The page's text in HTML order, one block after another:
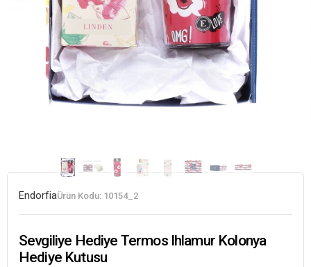
EndorfiaÜrün Kodu: 10154_2
Sevgiliye Hediye Termos Ihlamur Kolonya
Hediye Kutusu